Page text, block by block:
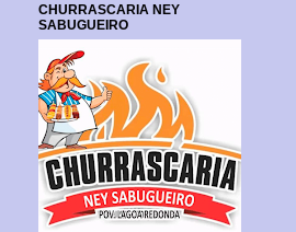
CHURRASCARIA NEY
SABUGUEIRO